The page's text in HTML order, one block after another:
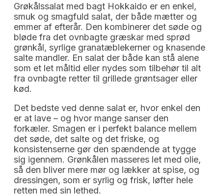
Grøkålssalat med bagt Hokkaido er en enkel,
smuk og smagfuld salat, der både mætter og
emmer af efterår. Den kombinerer det søde og
bløde fra det ovnbagte græskar med sprød
grønkål, syrlige granatæblekerner og knasende
salte mandler. En salat der både kan stå alene
som et let måltid eller nydes som tilbehør til alt
fra ovnbagte retter til grillede grøntsager eller
kød.
Det bedste ved denne salat er, hvor enkel den
er at lave – og hvor mange sanser den
forkæler. Smagen er i perfekt balance mellem
det søde, det salte og det friske, og
konsistenserne gør den spændende at tygge
sig igennem. Grønkålen masseres let med olie,
så den bliver mere mør og lækker at spise, og
dressingen, som er syrlig og frisk, løfter hele
retten med sin lethed.